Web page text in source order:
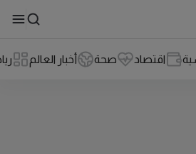
اقتصاد صحة أخبار العالم